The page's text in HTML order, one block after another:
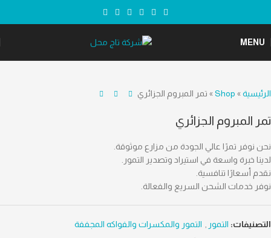
MENU
الرئيسية»
Shop
» تمر المبروم الجزائري
تمر المبروم الجزائري
نحن نوفر تمرًا عالي الجودة من مزارع موثوقة.
لدينا خبرة واسعة في استيراد وتصدير التمور.
نقدم أسعارًا تنافسية.
نوفر خدمات الشحن السريع والفعالة.
التصنيفات: التمور , التمور والمكسرات والفواكه المجففة